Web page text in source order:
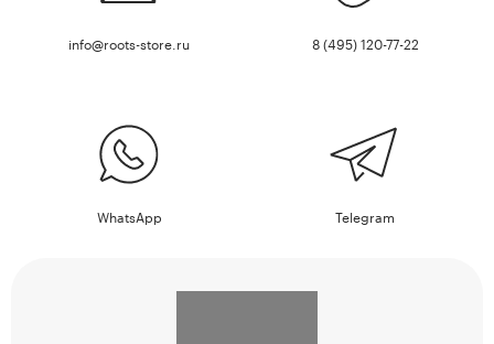
info@roots-store.ru 8 (495) 120-77-22
WhatsApp Telegram